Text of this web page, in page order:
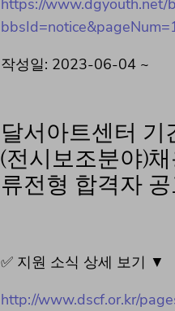
https://www.dgyouth.net/
작성일: 2023-06-04 ~
달서아트센터 기
(전시보조분야)채
류전형 합격자 공
✅ 지원 소식 상세 보기 ▼
http://www.dscf.or.kr/